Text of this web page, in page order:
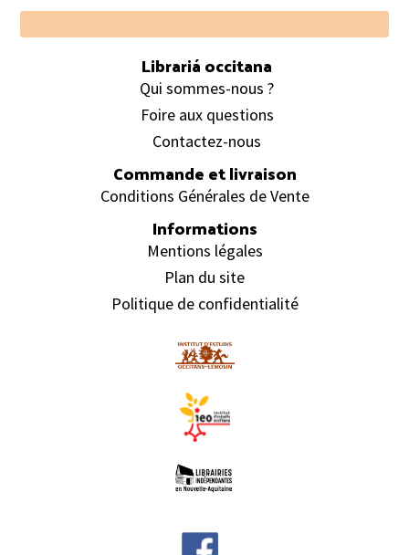
Footer
Librariá occitana
Qui sommes-nous ?
Foire aux questions
Contactez-nous
Commande et livraison
Conditions Générales de Vente
Informations
Mentions légales
Plan du site
Politique de confidentialité